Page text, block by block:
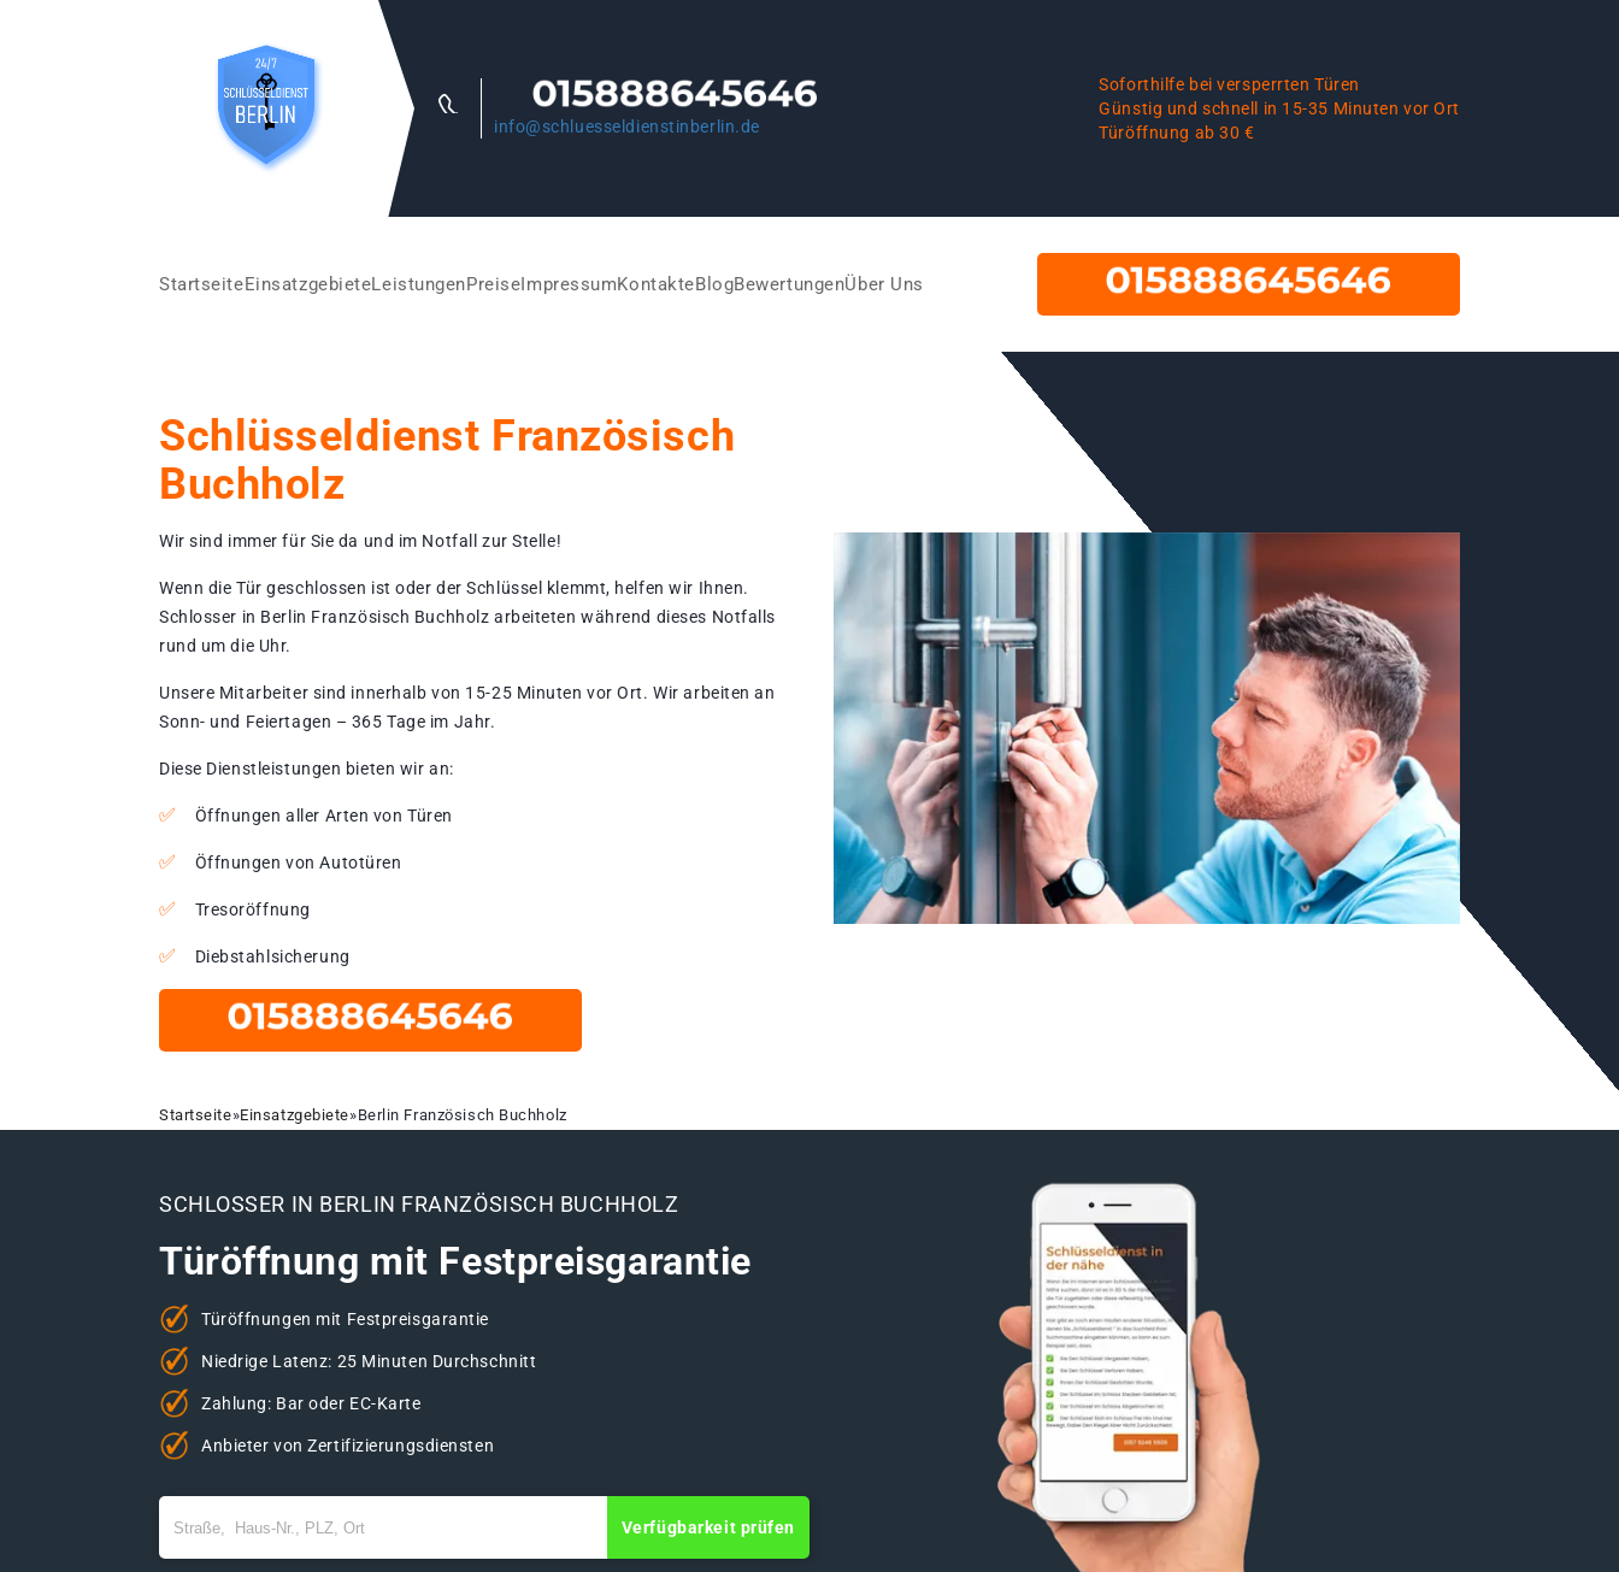
info@schluesseldienstinberlin.de
Soforthilfe bei versperrten Türen
Günstig und schnell in 15-35 Minuten vor Ort
Türöffnung ab 30 €
StartseiteEinsatzgebieteLeistungenPreiseImpressumKontakteBlogBewertungenÜber Uns
Schlüsseldienst Französisch
Buchholz
Wir sind immer für Sie da und im Notfall zur Stelle!
Wenn die Tür geschlossen ist oder der Schlüssel klemmt, helfen wir Ihnen.
Schlosser in Berlin Französisch Buchholz arbeiteten während dieses Notfalls
rund um die Uhr.
Unsere Mitarbeiter sind innerhalb von 15-25 Minuten vor Ort. Wir arbeiten an
Sonn- und Feiertagen – 365 Tage im Jahr.
Diese Dienstleistungen bieten wir an:
Öffnungen aller Arten von Türen
Öffnungen von Autotüren
Tresoröffnung
Diebstahlsicherung
Startseite»Einsatzgebiete»Berlin Französisch Buchholz
SCHLOSSER IN BERLIN FRANZÖSISCH BUCHHOLZ
Türöffnung mit Festpreisgarantie
Türöffnungen mit Festpreisgarantie
Niedrige Latenz: 25 Minuten Durchschnitt
Zahlung: Bar oder EC-Karte
Anbieter von Zertifizierungsdiensten
Verfügbarkeit prüfen